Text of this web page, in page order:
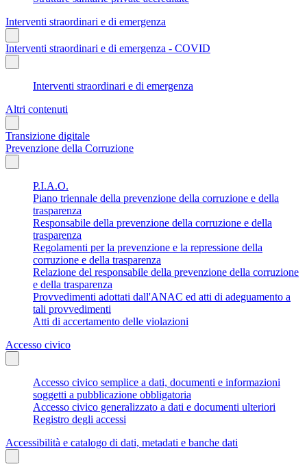
Interventi straordinari e di emergenza
Interventi straordinari e di emergenza - COVID
Interventi straordinari e di emergenza
Altri contenuti
Transizione digitale
Prevenzione della Corruzione
P.I.A.O.
Piano triennale della prevenzione della corruzione e della
trasparenza
Responsabile della prevenzione della corruzione e della
trasparenza
Regolamenti per la prevenzione e la repressione della
corruzione e della trasparenza
Relazione del responsabile della prevenzione della corruzione
e della trasparenza
Provvedimenti adottati dall'ANAC ed atti di adeguamento a
tali provvedimenti
Atti di accertamento delle violazioni
Accesso civico
Accesso civico semplice a dati, documenti e informazioni
soggetti a pubblicazione obbligatoria
Accesso civico generalizzato a dati e documenti ulteriori
Registro degli accessi
Accessibilità e catalogo di dati, metadati e banche dati